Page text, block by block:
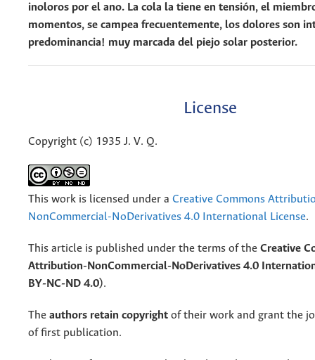
inoloros por el ano. La cola la tiene en tensión, el
momentos, se campea frecuentemente, los dolores son
predominancia! muy marcada del piejo solar posterior.
License
Copyright (c) 1935 J. V. Q.
This work is licensed under a Creative Commons
NonCommercial-NoDerivatives 4.0 International License.
This article is published under the terms of the Creative
Attribution-NonCommercial-NoDerivatives 4.0
BY-NC-ND 4.0).
The authors retain copyright of their work and grant the
of first publication.